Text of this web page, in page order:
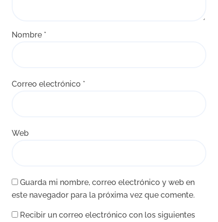
Nombre *
Correo electrónico *
Web
Guarda mi nombre, correo electrónico y web en
este navegador para la próxima vez que comente.
Recibir un correo electrónico con los siguientes